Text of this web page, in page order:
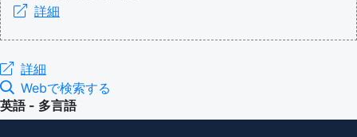
詳細
詳細
Webで検索する
英語 - 多言語